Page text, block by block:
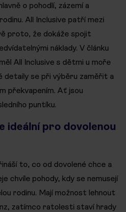
o pohodlí, zázemí a
All Inclusive patří mezi
proto, že dokáže spojit
náklady. V článku
All Inclusive s dětmi u moře
detaily se při výběru zaměřit a
překvapením. Ať jsou
puntíku.
ideální pro dovolenou
to, co od dovolené chce a
chvíle pohody, kdy se nemusejí
rodinu. Mají možnost lehnout
zatímco ratolesti staví hrady